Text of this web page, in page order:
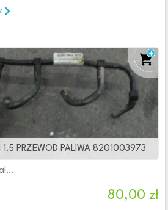
1.5 PRZEWOD PALIWA 8201003973
Producent: Audi (oryginalne OE)
80,00 zł